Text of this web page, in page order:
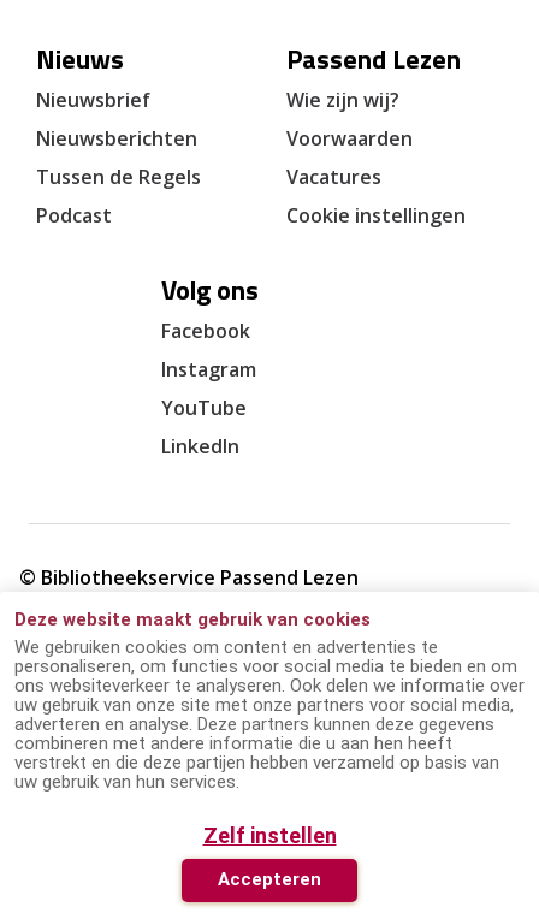
Deze website maakt gebruik van cookies
We gebruiken cookies om content en advertenties te
personaliseren, om functies voor social media te bieden en om
ons websiteverkeer te analyseren. Ook delen we informatie over
uw gebruik van onze site met onze partners voor social media,
adverteren en analyse. Deze partners kunnen deze gegevens
combineren met andere informatie die u aan hen heeft
verstrekt en die deze partijen hebben verzameld op basis van
uw gebruik van hun services.
Zelf instellen
Accepteren
Nieuws
Nieuwsbrief
Nieuwsberichten
Tussen de Regels
Podcast
Passend Lezen
Wie zijn wij?
Voorwaarden
Vacatures
Cookie instellingen
Volg ons
Facebook
Instagram
YouTube
LinkedIn
© Bibliotheekservice Passend Lezen
Cookie verklaring
Giften en ANBI
Disclaimer